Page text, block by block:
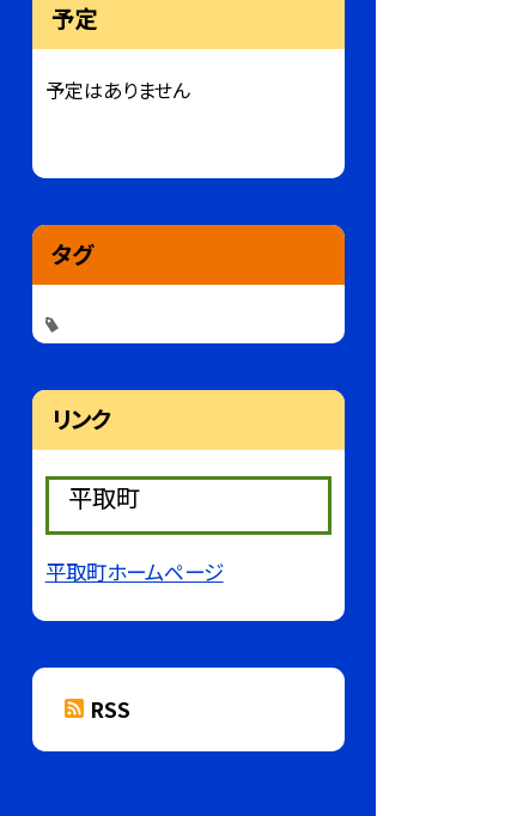
予定
予定はありません
タグ
リンク
平取町
平取町ホームページ
RSS